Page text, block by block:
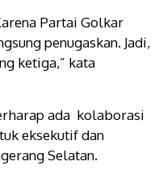
Partai Golkar
penugaskan. Jadi,
ketiga,” kata
ada kolaborasi
eksekutif dan
Selatan.